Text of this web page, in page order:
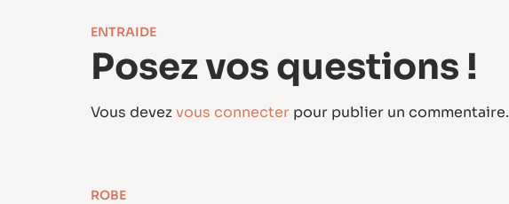
ENTRAIDE
Posez vos questions !
Vous devezvous connecter pour publier un commentaire.
ROBE